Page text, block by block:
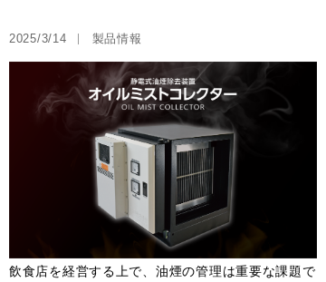
2025/3/14 製品情報
飲食店を経営する上で、油煙の管理は重要な課題で